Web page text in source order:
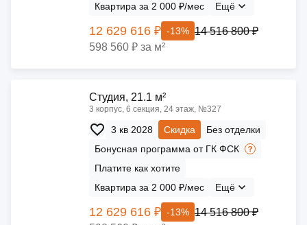
Квартира за 2 000 ₽/мес
Ещё
12 629 616 ₽ -13% 14 516 800 ₽
598 560 ₽ за м²
Cтудия, 21.1 м²
3 корпус, 6 секция, 24 этаж, №327
3 кв 2028 Скидка
Без отделки
Бонусная программа от ГК ФСК
Платите как хотите
Квартира за 2 000 ₽/мес
Ещё
12 629 616 ₽ -13% 14 516 800 ₽